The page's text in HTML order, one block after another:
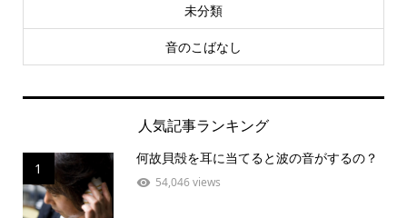
未分類
音のこばなし
人気記事ランキング
1
何故貝殻を耳に当てると波の音がするの？
54,046 views